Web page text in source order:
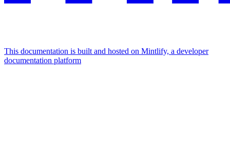
This documentation is built and hosted on Mintlify, a developer
documentation platform